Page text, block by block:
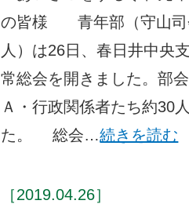
の皆様 青年部（守山司
人）は26日、春日井中央
常総会を開きました。部
Ａ・行政関係者たち約30
た。 総会…続きを読む
［2019.04.26］